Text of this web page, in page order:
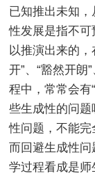
已知推出未知
性发展是指不
以推演出来的，
开”、“豁然开朗
程中，常常会有
些生成性的问
性问题，不能
而回避生成性
学过程看成是师